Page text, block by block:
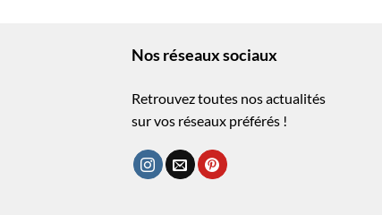
Nos réseaux sociaux
Retrouvez toutes nos actualités
sur vos réseaux préférés !